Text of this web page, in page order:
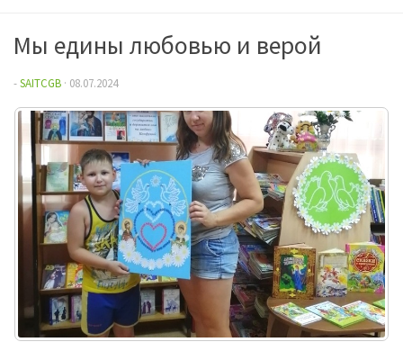
Мы едины любовью и верой
-SAITCGB · 08.07.2024